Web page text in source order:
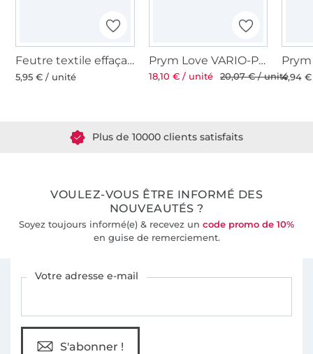
Feutre textile effaçable à l’eau Prym, bleu turquoise
5,95 € / unité
Prym Love VARIO-Pliers Ø 3 et 4 mm
18,10 € / unité 20,07 € / unité4,94
Plus de 10000 clients satisfaits
VOULEZ-VOUS ÊTRE INFORMÉ DES
NOUVEAUTÉS ?
Soyez toujours informé(e) & recevez un code promo de 10%
en guise de remerciement.
Votre adresse e-mail
S'abonner !